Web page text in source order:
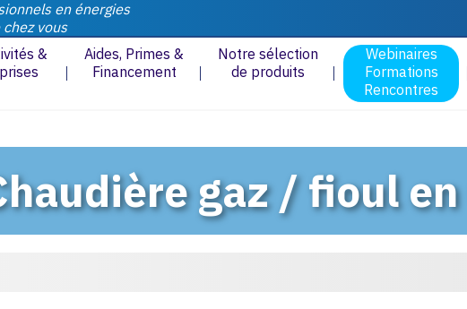
en énergies
vous
&
Aides, Primes &
Financement
Notre sélection
de produits
Webinaires
Formations
Rencontres
gaz / fioul